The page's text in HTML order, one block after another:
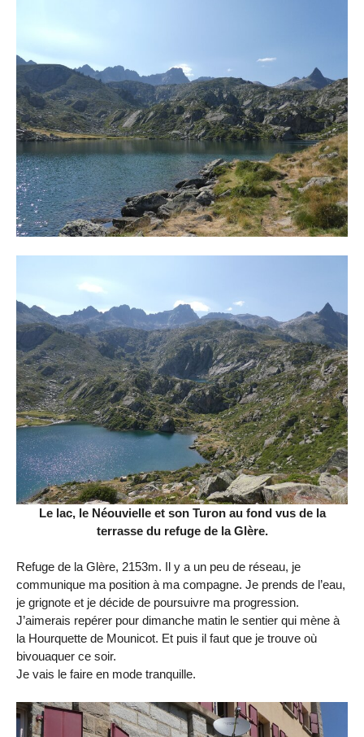
Le lac, le Néouvielle et son Turon au fond vus de la
terrasse du refuge de la Glère.
Refuge de la Glère, 2153m. Il y a un peu de réseau, je
communique ma position à ma compagne. Je prends de l’eau,
je grignote et je décide de poursuivre ma progression.
J’aimerais repérer pour dimanche matin le sentier qui mène à
la Hourquette de Mounicot. Et puis il faut que je trouve où
bivouaquer ce soir.
Je vais le faire en mode tranquille.